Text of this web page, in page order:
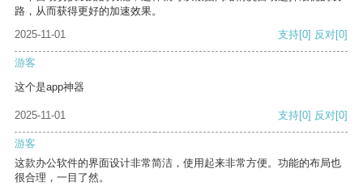
路，从而获得更好的加速效果。
2025-11-01
支持[0] 反对[0]
游客
这个是app神器
2025-11-01 支持[0] 反对[0]
游客
这款办公软件的界面设计非常简洁，使用起来非常方便。功能的布局也
很合理，一目了然。